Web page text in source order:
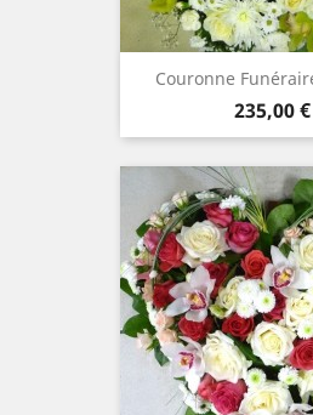
Couronne
Prix
235,00 €